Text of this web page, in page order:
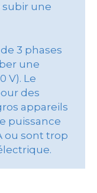
une
3 phases
une
V). Le
des
appareils
puissance
ou sont trop